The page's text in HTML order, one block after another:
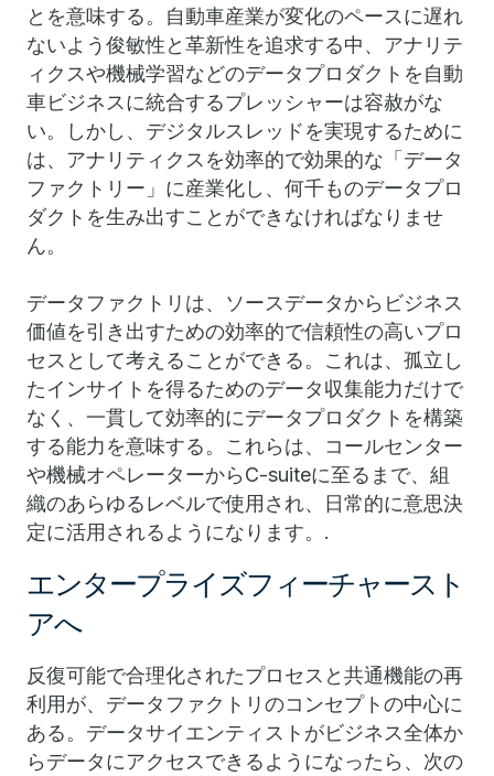
とを意味する。自動車産業が変化のペースに遅れ
ないよう俊敏性と革新性を追求する中、アナリテ
ィクスや機械学習などのデータプロダクトを自動
車ビジネスに統合するプレッシャーは容赦がな
い。しかし、デジタルスレッドを実現するために
は、アナリティクスを効率的で効果的な「データ
ファクトリー」に産業化し、何千ものデータプロ
ダクトを生み出すことができなければなりませ
ん。
データファクトリは、ソースデータからビジネス
価値を引き出すための効率的で信頼性の高いプロ
セスとして考えることができる。これは、孤立し
たインサイトを得るためのデータ収集能力だけで
なく、一貫して効率的にデータプロダクトを構築
する能力を意味する。これらは、コールセンター
や機械オペレーターからC-suiteに至るまで、組
織のあらゆるレベルで使用され、日常的に意思決
定に活用されるようになります。.
エンタープライズフィーチャースト
アへ
反復可能で合理化されたプロセスと共通機能の再
利用が、データファクトリのコンセプトの中心に
ある。データサイエンティストがビジネス全体か
らデータにアクセスできるようになったら、次の